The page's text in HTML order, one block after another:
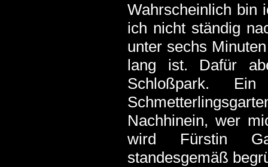
Wahrscheinlich bin
ich nicht ständig
unter sechs
lang ist. Dafür
Schloßpark.
Nachhinein, wer
wird Fürstin
standesgemäß